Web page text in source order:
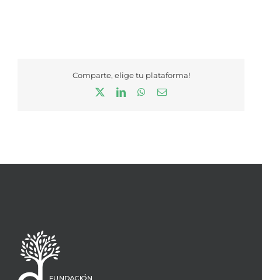
Comparte, elige tu plataforma!
LinkedInWhatsApp
Correo